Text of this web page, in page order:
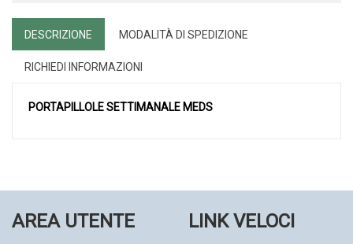
DESCRIZIONE MODALITÀ DI SPEDIZIONE
RICHIEDI INFORMAZIONI
PORTAPILLOLE SETTIMANALE MEDS
AREA UTENTE LINK VELOCI